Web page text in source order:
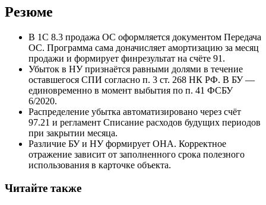
Резюме
В 1С 8.3 продажа ОС оформляется документом Передача
ОС. Программа сама доначисляет амортизацию за месяц
продажи и формирует финрезультат на счёте 91.
Убыток в НУ признаётся равными долями в течение
оставшегося СПИ согласно п. 3 ст. 268 НК РФ. В БУ —
единовременно в момент выбытия по п. 41 ФСБУ
6/2020.
Распределение убытка автоматизировано через счёт
97.21 и регламент Списание расходов будущих периодов
при закрытии месяца.
Различие БУ и НУ формирует ОНА. Корректное
отражение зависит от заполненного срока полезного
использования в карточке объекта.
Читайте также